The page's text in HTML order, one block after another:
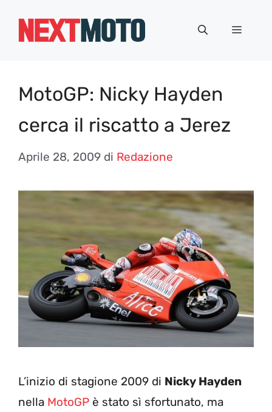
Menu
MotoGP: Nicky Hayden
cerca il riscatto a Jerez
Aprile 28, 2009 di Redazione
L’inizio di stagione 2009 di Nicky Hayden
nella MotoGP è stato sì sfortunato, ma